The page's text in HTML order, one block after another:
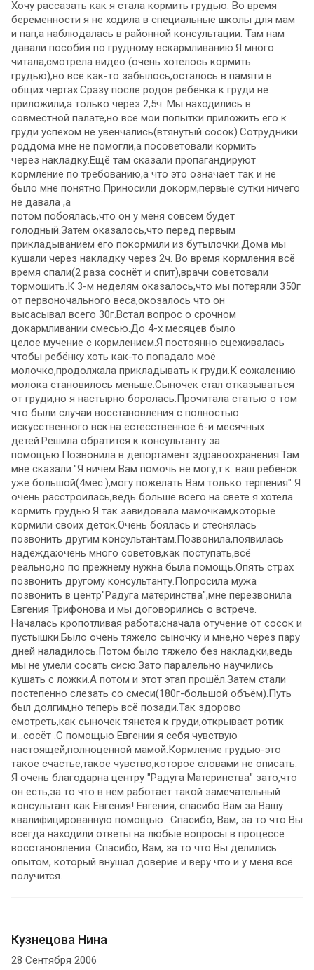
Хочу рассазать как я стала кормить грудью. Во время
беременности я не ходила в специальные школы для мам
и пап,а наблюдалась в районной консультации. Там нам
давали пособия по грудному вскармливанию.Я много
читала,смотрела видео (очень хотелось кормить
грудью),но всё как-то забылось,осталось в памяти в
общих чертах.Сразу после родов ребёнка к груди не
приложили,а только через 2,5ч. Мы находились в
совместной палате,но все мои попытки приложить его к
груди успехом не увенчались(втянутый сосок).Сотрудники
роддома мне не помогли,а посоветовали кормить
через накладку.Ещё там сказали пропагандируют
кормление по требованию,а что это означает так и не
было мне понятно.Приносили докорм,первые сутки ничего
не давала ,а
потом побоялась,что он у меня совсем будет
голодный.Затем оказалось,что перед первым
прикладыванием его покормили из бутылочки.Дома мы
кушали через накладку через 2ч. Во время кормления всё
время спали(2 раза соснёт и спит),врачи советовали
тормошить.К 3-м неделям оказалось,что мы потеряли 350г
от первоночального веса,окозалось что он
высасывал всего 30г.Встал вопрос о срочном
докармливании смесью.До 4-х месяцев было
целое мучение с кормлением.Я постоянно сцеживалась
чтобы ребёнку хоть как-то попадало моё
молочко,продолжала прикладывать к груди.К сожалению
молока становилось меньше.Сыночек стал отказываться
от груди,но я настырно боролась.Прочитала статью о том
что были случаи восстановления с полностью
искусственного вск.на естесственное 6-и месячных
детей.Решила обратится к консультанту за
помощью.Позвонила в депортамент здравоохранения.Там
мне сказали:"Я ничем Вам помочь не могу,т.к. ваш ребёнок
уже большой(4мес.),могу пожелать Вам только терпения" Я
очень расстроилась,ведь больше всего на свете я хотела
кормить грудью.Я так завидовала мамочкам,которые
кормили своих деток.Очень боялась и стеснялась
позвонить другим консультантам.Позвонила,появилась
надежда;очень много советов,как поступать,всё
реально,но по прежнему нужна была помощь.Опять страх
позвонить другому консультанту.Попросила мужа
позвонить в центр"Радуга материнства",мне перезвонила
Евгения Трифонова и мы договорились о встрече.
Началась кропотливая работа;сначала отучение от сосок и
пустышки.Было очень тяжело сыночку и мне,но через пару
дней наладилось.Потом было тяжело без накладки,ведь
мы не умели сосать сисю.Зато паралельно научились
кушать с ложки.А потом и этот этап прошёл.Затем стали
постепенно слезать со смеси(180г-большой объём).Путь
был долгим,но теперь всё позади.Так здорово
смотреть,как сыночек тянется к груди,открывает ротик
и...сосёт .С помощью Евгении я себя чувствую
настоящей,полноценной мамой.Кормление грудью-это
такое счастье,такое чувство,которое словами не описать.
Я очень благодарна центру "Радуга Материнства" зато,что
он есть,за то что в нём работает такой замечательный
консультант как Евгения! Евгения, спасибо Вам за Вашу
квалифицированную помощью. .Спасибо, Вам, за то что Вы
всегда находили ответы на любые вопросы в процессе
восстановления. Спасибо, Вам, за то что Вы делились
опытом, который внушал доверие и веру что и у меня всё
получится.
Кузнецова Нина
28 Сентября 2006